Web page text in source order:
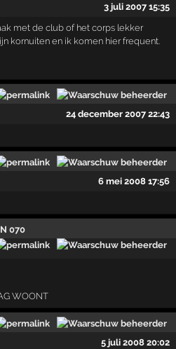
3 juli 2007 15:35
met de club of het corps lekker
kornuiten en ik komen hier frequent.
24 december 2007 22:43
6 mei 2008 17:56
070
WOONT
5 juli 2008 20:02